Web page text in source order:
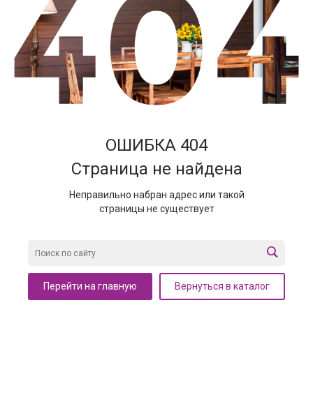
ОШИБКА 404
Страница не найдена
Неправильно набран адрес или такой
страницы не существует
Перейти на главную Вернуться в каталог